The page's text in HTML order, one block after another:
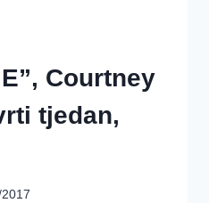
Courtney
tjedan,